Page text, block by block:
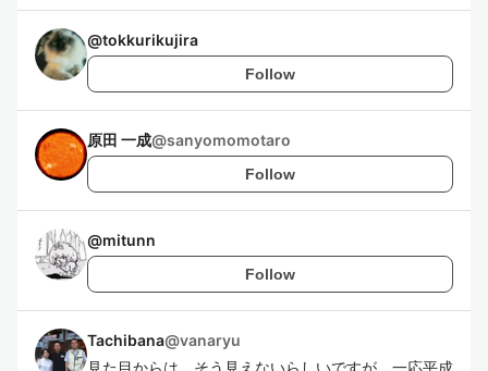
@tokkurikujira
Follow
原田 一成@sanyomomotaro
Follow
@mitunn
Follow
Tachibana@vanaryu
見た目からは、そう見えないらしいですが、一応平成